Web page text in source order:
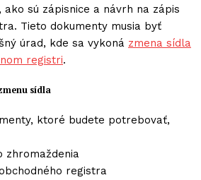
sú zápisnice a návrh na zápis
Tieto dokumenty musia byť
úrad, kde sa vykoná zmena sídla
registri.
sídla
ktoré budete potrebovať,
zhromaždenia
registra